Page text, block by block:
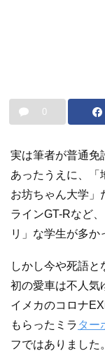
0
実は筆者が普通免
あったうえに、「
お坊ちゃん大学」
ラインGT-Rなど
リ」な学生が多か
しかし今や死語
初の愛車は不人気
イメカのコロナ
もらったミラ ター
フではありました。